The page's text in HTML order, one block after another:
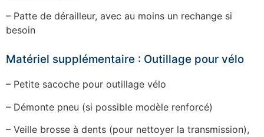
– Patte de dérailleur, avec au moins un rechange si
besoin
Matériel supplémentaire : Outillage pour vélo
– Petite sacoche pour outillage vélo
– Démonte pneu (si possible modèle renforcé)
– Veille brosse à dents (pour nettoyer la transmission),